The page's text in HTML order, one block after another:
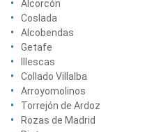
Alcorcón
Coslada
Alcobendas
Getafe
Illescas
Collado Villalba
Arroyomolinos
Torrejón de Ardoz
Rozas de Madrid